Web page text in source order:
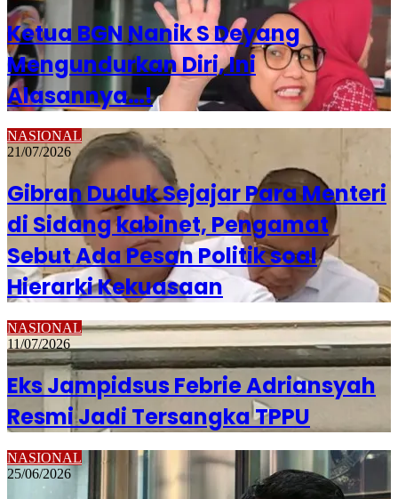
Ketua BGN Nanik S Deyang
Mengundurkan Diri, Ini
Alasannya…!
NASIONAL
21/07/2026
Gibran Duduk Sejajar Para Menteri
di Sidang kabinet, Pengamat
Sebut Ada Pesan Politik soal
Hierarki Kekuasaan
NASIONAL
11/07/2026
Eks Jampidsus Febrie Adriansyah
Resmi Jadi Tersangka TPPU
NASIONAL
25/06/2026